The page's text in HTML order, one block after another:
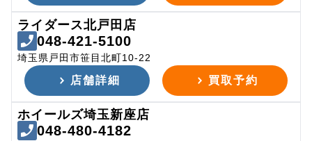
ライダース北戸田店
048-421-5100
埼玉県戸田市笹目北町10-22
店舗詳細 買取予約
ホイールズ埼玉新座店
048-480-4182